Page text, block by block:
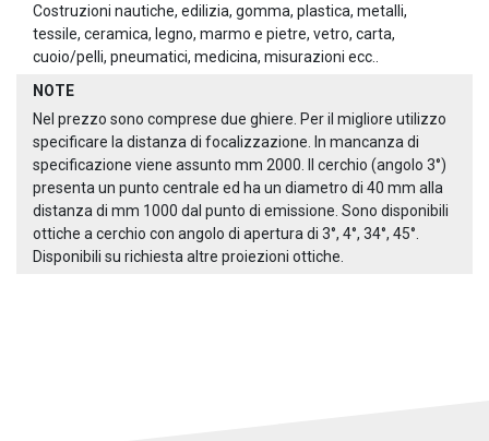
Costruzioni nautiche, edilizia, gomma, plastica, metalli,
tessile, ceramica, legno, marmo e pietre, vetro, carta,
cuoio/pelli, pneumatici, medicina, misurazioni ecc..
NOTE
Nel prezzo sono comprese due ghiere. Per il migliore utilizzo
specificare la distanza di focalizzazione. In mancanza di
specificazione viene assunto mm 2000. Il cerchio (angolo 3°)
presenta un punto centrale ed ha un diametro di 40 mm alla
distanza di mm 1000 dal punto di emissione. Sono disponibili
ottiche a cerchio con angolo di apertura di 3°, 4°, 34°, 45°.
Disponibili su richiesta altre proiezioni ottiche.